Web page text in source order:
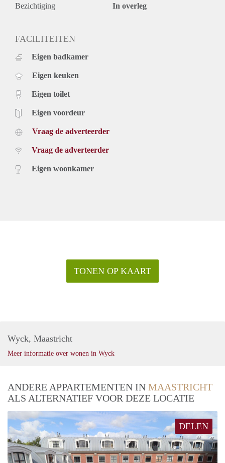
Bezichtiging In overleg
FACILITEITEN
Eigen badkamer
Eigen keuken
Eigen toilet
Eigen voordeur
Vraag de adverteerder
Vraag de adverteerder
Eigen woonkamer
TONEN OP KAART
Wyck, Maastricht
Meer informatie over wonen in Wyck
ANDERE APPARTEMENTEN IN MAASTRICHT
ALS ALTERNATIEF VOOR DEZE LOCATIE
DELEN